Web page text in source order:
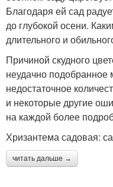
Благодаря ей сад
до глубокой осени.
длительного и
Причиной скудного
неудачно
недостаточное
и некоторые другие
на каждой более
Хризантема садовая:
читать дальше →